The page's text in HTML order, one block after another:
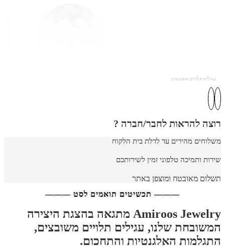
רוצה להראות לחבר/חברה ?
משלוחים מהירים עד לדלת בית הלקוח
שירות ותמיכה טלפוני זמין לשירותכם
תשלום מאובטח ומוצפן באתר
——— תכשיטים תואמים לסט ———
Amiroos Jewelry מתגאה בהצגת היצירה
המשובחת שלנו, עגילים תלויים משובצים,
התגלמות האלגנטיות והתחכום.